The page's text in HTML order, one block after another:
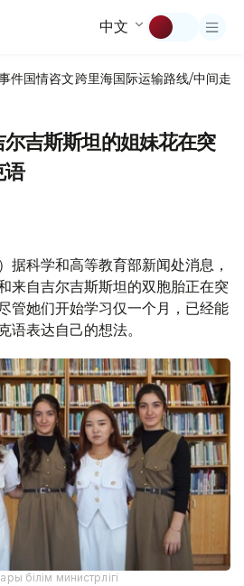
中文
件国情咨文跨里海国际运输路线/中间走廊
吉斯斯坦的姐妹花在突
语
）据科学和高等教育部新闻处消息，
来自吉尔吉斯斯坦的双胞胎正在突
管她们开始学习仅一个月，已经能
语表达自己的想法。
білім министрлігі